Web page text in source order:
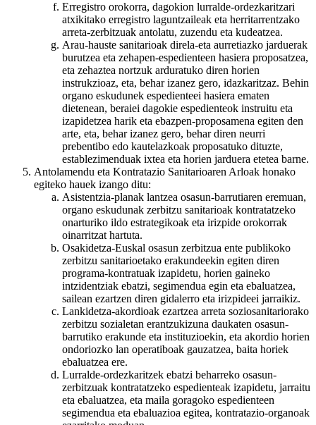
Erregistro orokorra, dagokion lurralde-ordezkaritzari
atxikitako erregistro laguntzaileak eta herritarrentzako
arreta-zerbitzuak antolatu, zuzendu eta kudeatzea.
Arau-hauste sanitarioak direla-eta aurretiazko jarduerak
burutzea eta zehapen-espedienteen hasiera proposatzea,
eta zehaztea nortzuk arduratuko diren horien
instrukzioaz, eta, behar izanez gero, idazkaritzaz. Behin
organo eskudunek espedienteei hasiera ematen
dietenean, beraiei dagokie espedienteok instruitu eta
izapidetzea harik eta ebazpen-proposamena egiten den
arte, eta, behar izanez gero, behar diren neurri
prebentibo edo kautelazkoak proposatuko dituzte,
establezimenduak ixtea eta horien jarduera etetea barne.
Antolamendu eta Kontratazio Sanitarioaren Arloak honako
egiteko hauek izango ditu:
Asistentzia-planak lantzea osasun-barrutiaren eremuan,
organo eskudunak zerbitzu sanitarioak kontratatzeko
onarturiko ildo estrategikoak eta irizpide orokorrak
oinarritzat hartuta.
Osakidetza-Euskal osasun zerbitzua ente publikoko
zerbitzu sanitarioetako erakundeekin egiten diren
programa-kontratuak izapidetu, horien gaineko
intzidentziak ebatzi, segimendua egin eta ebaluatzea,
sailean ezartzen diren gidalerro eta irizpideei jarraikiz.
Lankidetza-akordioak ezartzea arreta soziosanitariorako
zerbitzu sozialetan erantzukizuna daukaten osasun-
barrutiko erakunde eta instituzioekin, eta akordio horien
ondoriozko lan operatiboak gauzatzea, baita horiek
ebaluatzea ere.
Lurralde-ordezkaritzek ebatzi beharreko osasun-
zerbitzuak kontratatzeko espedienteak izapidetu, jarraitu
eta ebaluatzea, eta maila goragoko espedienteen
segimendua eta ebaluazioa egitea, kontratazio-organoak